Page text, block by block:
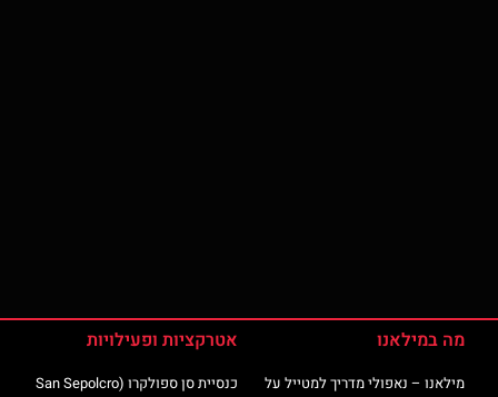
מה במילאנו
מילאנו – נאפולי מדריך למטייל על
אטרקציות ופעילויות
כנסיית סן ספולקרו (San Sepolcro